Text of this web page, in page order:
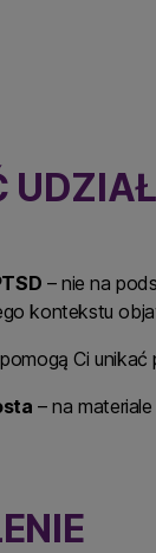
– nie na
kontekstu
Ci unikać
– na